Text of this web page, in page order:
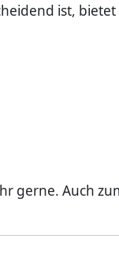
ist,
gerne. Auch